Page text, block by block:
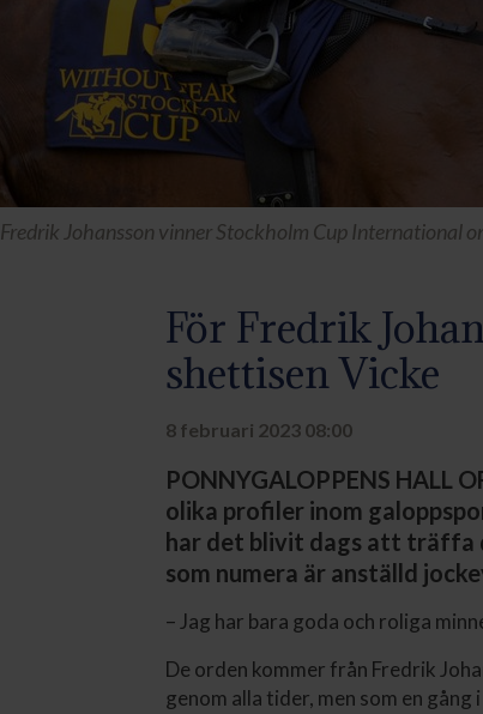
Fredrik Johansson vinner Stockholm Cup International
För Fredrik
shettisen Vicke
8 februari 2023 08:00
PONNYGALOPPENS HALL
olika profiler inom
har det blivit dags att träffa
som numera är anställd
– Jag har bara goda och roliga
De orden kommer från Fredrik
genom alla tider, men som en